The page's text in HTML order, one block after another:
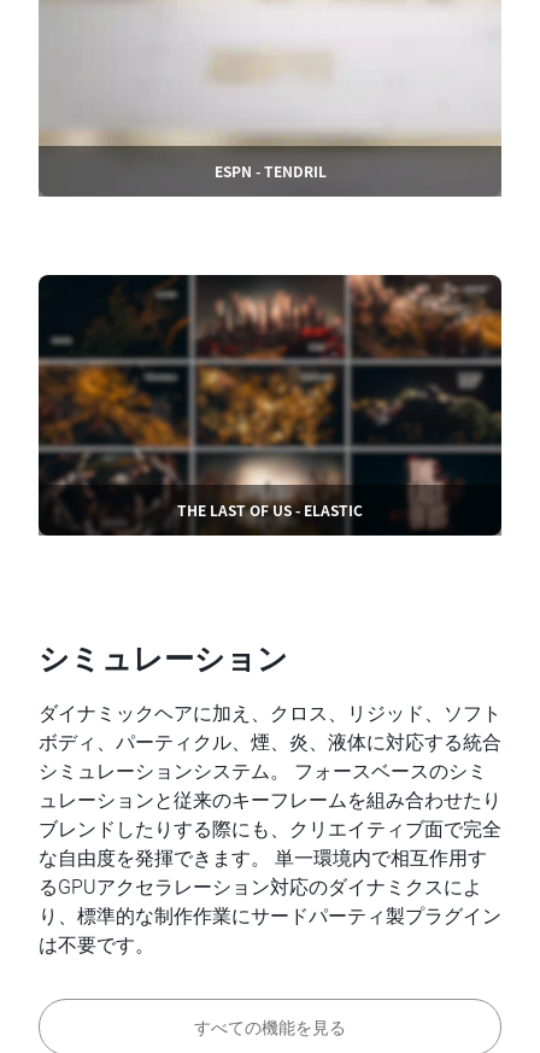
ESPN - TENDRIL
THE LAST OF US - ELASTIC
シミュレーション
ダイナミックヘアに加え、クロス、リジッド、ソフト
ボディ、パーティクル、煙、炎、液体に対応する統合
シミュレーションシステム。 フォースベースのシミ
ュレーションと従来のキーフレームを組み合わせたり
ブレンドしたりする際にも、クリエイティブ面で完全
な自由度を発揮できます。 単一環境内で相互作用す
るGPUアクセラレーション対応のダイナミクスによ
り、標準的な制作作業にサードパーティ製プラグイン
は不要です。
すべての機能を見る